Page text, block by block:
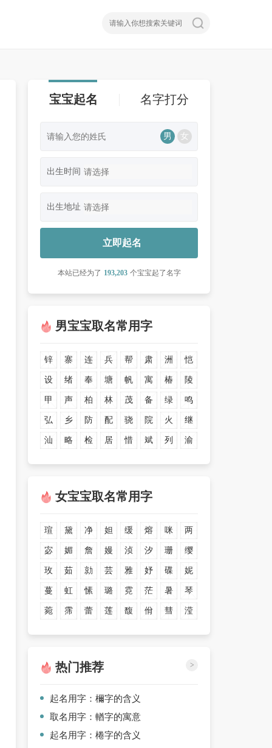
宝宝起名 名字打分
男 女
出生时间
出生地址
立即起名
本站已经为了 193,203 个宝宝起了名字
男宝宝取名常用字
锌 寨 连 兵 帮 肃 洲 恺
设 绪 奉 塘 帆 寓 椿 陵
甲 声 柏 林 茂 备 绿 鸣
弘 乡 防 配 骁 院 火 继
汕 略 检 居 惜 斌 列 渝
女宝宝取名常用字
瑄 黛 净 妲 缓 熔 咪 两
宓 媚 詹 嫚 浈 汐 珊 缨
玫 茹 勍 芸 雅 妤 碟 妮
蔓 虹 愫 璐 霓 茫 暑 琴
菀 霈 蕾 莲 馥 佾 彗 滢
热门推荐 >
起名用字：檷字的含义
取名用字：輶字的寓意
起名用字：棬字的含义